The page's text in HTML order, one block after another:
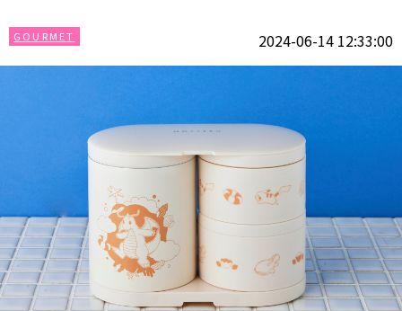
GOURMET 2024-06-14 12:33:00